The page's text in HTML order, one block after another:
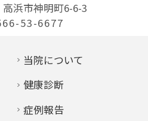
高浜市神明町6-6-3
53-6677
当院について
健康診断
症例報告